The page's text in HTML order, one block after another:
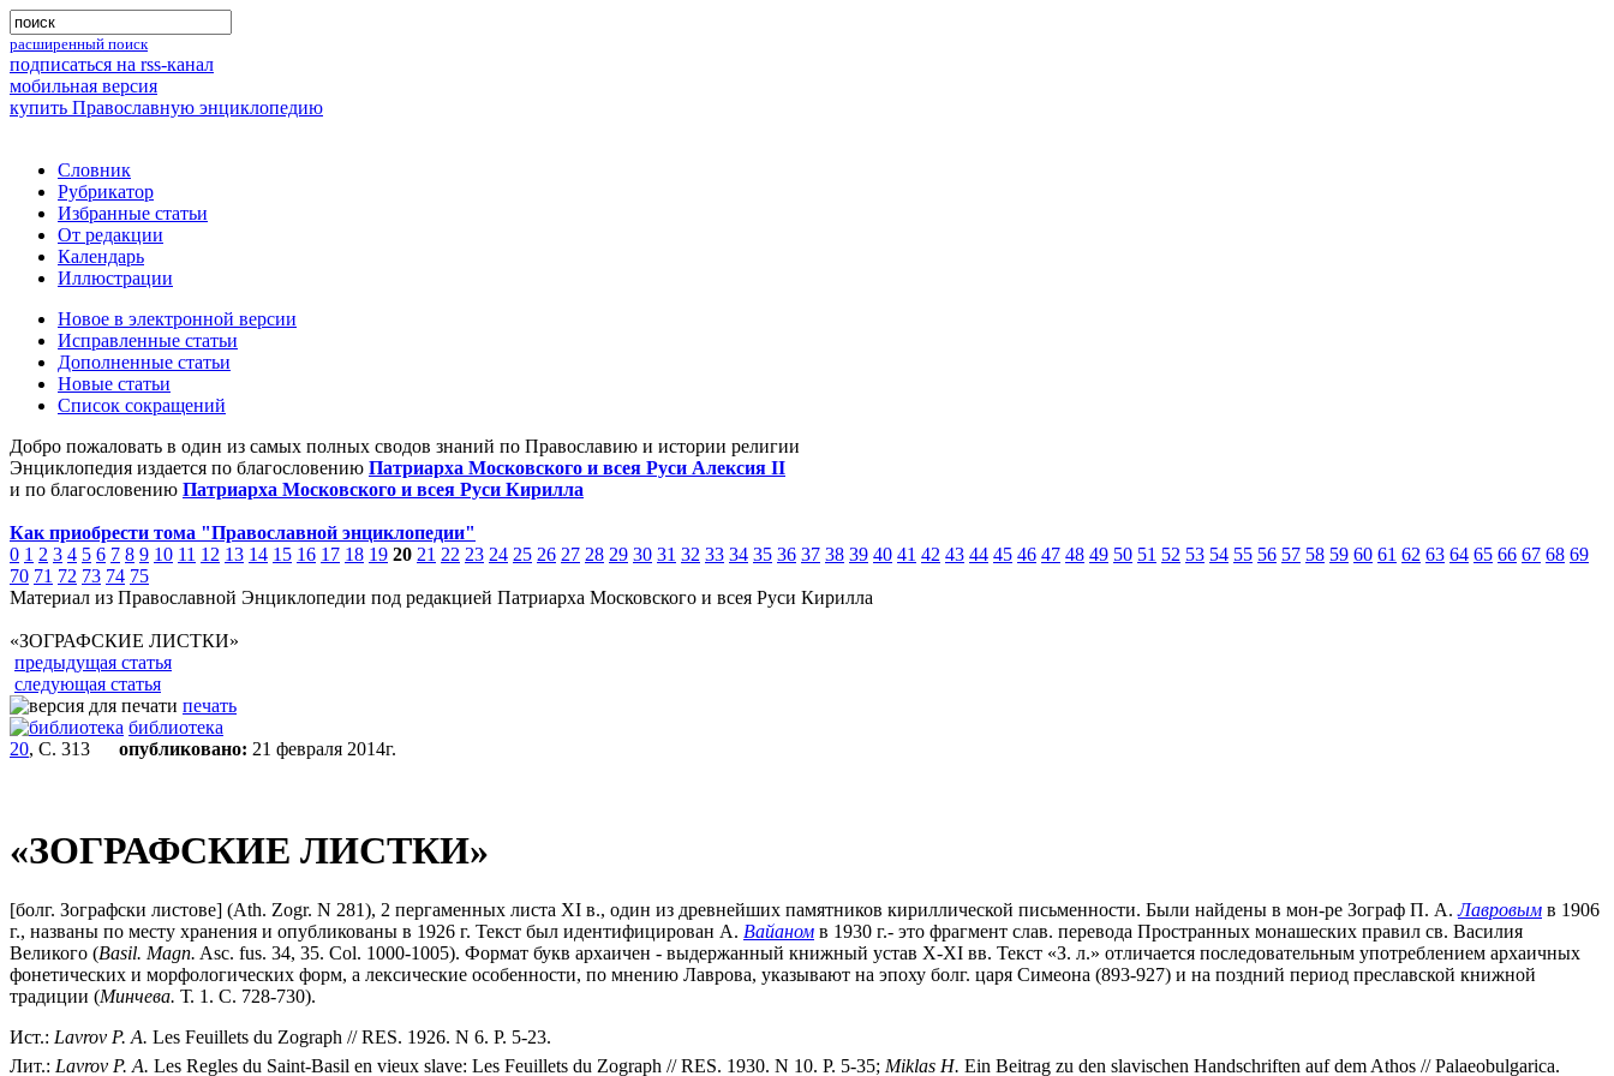
расширенный поиск
подписаться на rss-канал
мобильная версия
купить Православную энциклопедию
Словник
Рубрикатор
Избранные статьи
От редакции
Календарь
Иллюстрации
Новое в электронной версии
Исправленные статьи
Дополненные статьи
Новые статьи
Список сокращений
Добро пожаловать в один из самых полных сводов знаний по Православию и истории религии
Энциклопедия издается по благословению Патриарха Московского и всея Руси Алексия II
и по благословению Патриарха Московского и всея Руси Кирилла
Как приобрести тома "Православной энциклопедии"
0 1 2 3 4 5 6 7 8 9 10 11 12 13 14 15 16 17 18 19 20 21 22 23 24 25 26 27 28 29 30 31 32 33 34 35 36 37 38 39 40 41 42 43 44 45 46 47 48 49 50 51 52 53 54 55 56 57 58 59 60 61 62 63 64 65 66 67 68 69
70 71 72 73 74 75
Материал из Православной Энциклопедии под редакцией Патриарха Московского и всея Руси Кирилла
«ЗОГРАФСКИЕ ЛИСТКИ»
предыдущая статья
следующая статья
печать
библиотека
20, С. 313 опубликовано: 21 февраля 2014г.
«ЗОГРАФСКИЕ ЛИСТКИ»
[болг. Зографски листове] (Ath. Zogr. N 281), 2 пергаменных листа XI в., один из древнейших памятников кириллической письменности. Были найдены в мон-ре Зограф П. А.Лавровым в 1906
г., названы по месту хранения и опубликованы в 1926 г. Текст был идентифицирован А. Вайаном в 1930 г.- это фрагмент слав. перевода Пространных монашеских правил св. Василия
Великого (Basil. Magn. Asc. fus. 34, 35. Col. 1000-1005). Формат букв архаичен - выдержанный книжный устав Х-ХI вв. Текст «З. л.» отличается последовательным употреблением архаичных
фонетических и морфологических форм, а лексические особенности, по мнению Лаврова, указывают на эпоху болг. царя Симеона (893-927) и на поздний период преславской книжной
традиции (Минчева. Т. 1. С. 728-730).
Ист.: Lavrov P. А. Les Feuillets du Zograph // RES. 1926. N 6. P. 5-23.
Лит.: Lavrov P. A. Les Regles du Saint-Basil en vieux slave: Les Feuillets du Zograph // RES. 1930. N 10. P. 5-35; Miklas H. Ein Beitrag zu den slavischen Handschriften auf dem Athos // Palaeobulgarica.